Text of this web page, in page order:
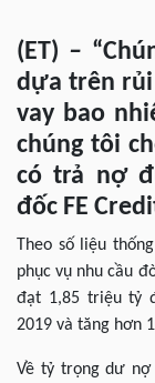
(ET) –
dựa trên rủi
vay bao
chúng tôi
có trả nợ
đốc FE
Theo số liệu
phục vụ nhu cầu
đạt 1,85 triệu tỷ
2019 và tăng hơn
Về tỷ trọng dư nợ